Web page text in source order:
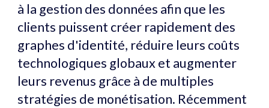
à la gestion des données afin que les
clients puissent créer rapidement des
graphes d'identité, réduire leurs coûts
technologiques globaux et augmenter
leurs revenus grâce à de multiples
stratégies de monétisation. Récemment